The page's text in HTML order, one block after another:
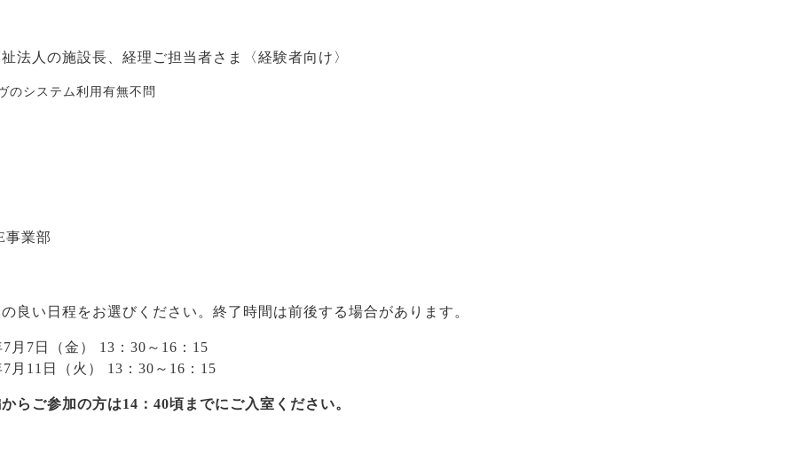
法人の施設長、経理ご担当者さま〈経験者向け〉
のシステム利用有無不問
事業部
良い日程をお選びください。終了時間は前後する場合があります。
7月7日（金） 13：30～16：15
7月11日（火） 13：30～16：15
らご参加の方は14：40頃までにご入室ください。